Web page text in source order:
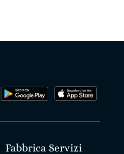
Fabbrica Servizi